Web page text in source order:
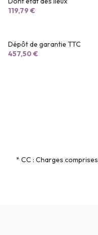
119,79 €
Dépôt de garantie TTC
457,50 €
* CC : Charges comprises